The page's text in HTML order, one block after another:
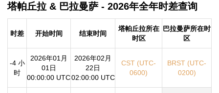
塔帕丘拉 & 巴拉曼萨 - 2026年全年时差查询
时差 开始时间 结束时间
塔帕丘拉所在
时区
巴拉曼萨所在时
区
-4 小
时
2026年01月
01日
00:00:00 UTC
2026年02月
22日
02:00:00 UTC
CST (UTC-
0600)
BRST (UTC-
0200)